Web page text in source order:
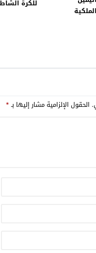
للكرة
الحقول الإلزامية مشار إليها بـ*